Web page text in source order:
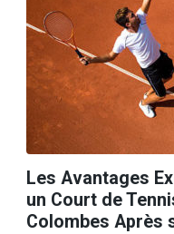
Les Avantages
un Court de
Colombes Après